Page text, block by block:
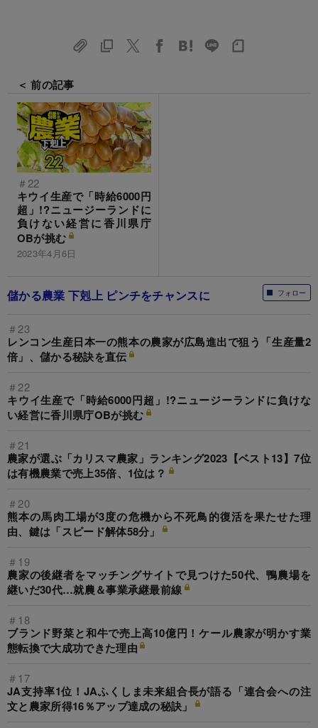
＜ 前の記事
＃22
キウイ生産で「時給6000円
超」!?ニュージーランドに
負けない経営に香川県庁
OBが挑む
2023年4月6日
フォロー
儲かる農業 下剋上 ピンチをチャンスに
＃23
レンコン生産日本一の熊本の農家が広島進出で狙う「生産量2
倍」、儲かる秘訣を直伝
＃22
キウイ生産で「時給6000円超」!?ニュージーランドに負けな
い経営に香川県庁OBが挑む
＃21
農家が選ぶ「カリスマ農家」ランキング2023【ベスト13】7位
は有機農業で売上35倍、1位は？
＃20
熊本の馬肉工場が3度の危機から不死鳥的復活を果たせた理
由、鍵は「スピード解体58分」
＃19
農家の後継者をマッチングサイトで見つけた50代、鴨農場を
継いだ30代…就農＆事業承継最前線
＃18
ブランド野菜と和牛で売上高10億円！ケール農家が明かす業
態転換で大成功できた理由
＃17
JA支持率1位！JAふくしま未来組合長が語る「連合会への注
文と農家所得16％アップ達成の秘訣」